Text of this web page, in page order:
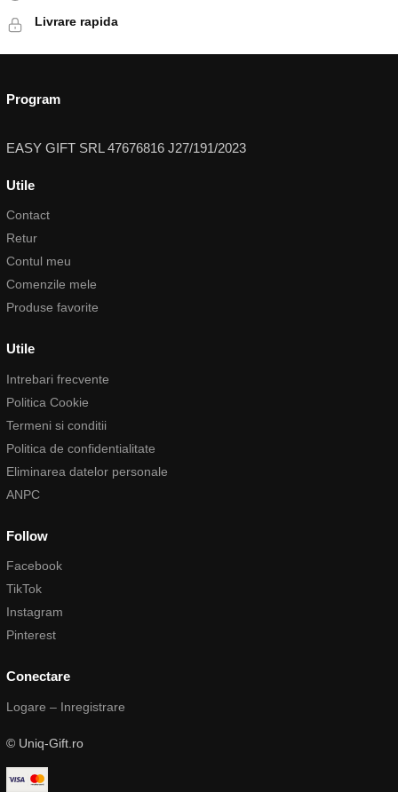
Livrare rapida
Program
EASY GIFT SRL 47676816 J27/191/2023
Utile
Contact
Retur
Contul meu
Comenzile mele
Produse favorite
Utile
Intrebari frecvente
Politica Cookie
Termeni si conditii
Politica de confidentialitate
Eliminarea datelor personale
ANPC
Follow
Facebook
TikTok
Instagram
Pinterest
Conectare
Logare – Inregistrare
© Uniq-Gift.ro